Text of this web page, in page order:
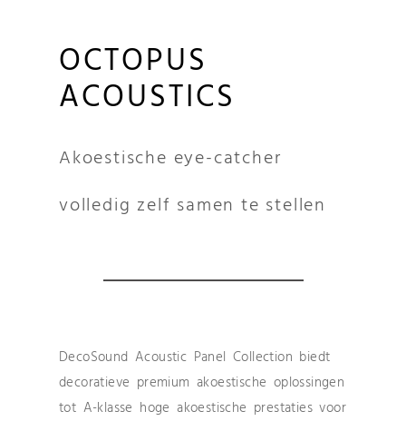
OCTOPUS
ACOUSTICS
Akoestische eye-catcher
volledig zelf samen te stellen
DecoSound Acoustic Panel Collection biedt
decoratieve premium akoestische oplossingen
tot A-klasse hoge akoestische prestaties voor